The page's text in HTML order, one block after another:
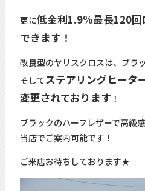
更に低金利1.9%最長120回
できます！
改良型のヤリスクロスは、ブラ
そしてステアリングヒータ
変更されております ！
ブラックのハーフレザーで高級
当店でご案内可能です！
ご来店お待ちしております★